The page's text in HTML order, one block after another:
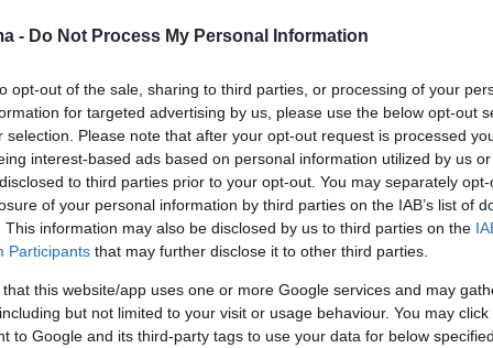
- Do Not Process My Personal Information
opt-out of the sale, sharing to third parties, or processing of your
for targeted advertising by us, please use the below opt-out
selection. Please note that after your opt-out request is processed
interest-based ads based on personal information utilized by us
to third parties prior to your opt-out. You may separately
of your personal information by third parties on the IAB’s list of
This information may also be disclosed by us to third parties on the
Participants that may further disclose it to other third parties.
that this website/app uses one or more Google services and may
but not limited to your visit or usage behaviour. You may
to Google and its third-party tags to use your data for below
του Ευρωπαϊκού
Διαστήματος δύο ακόμα
αστεροσκοπεία
Σκίνακα και ο Αστρονομικός Σταθμός
στο πρόγραμμα «fibre in the sky»